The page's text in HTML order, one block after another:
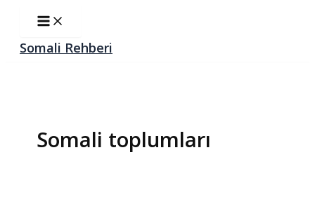
Main
Menu
Somali Rehberi
Somali toplumları